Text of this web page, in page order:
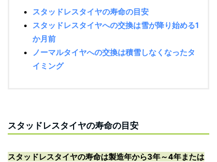
スタッドレスタイヤの寿命の目安
スタッドレスタイヤへの交換は雪が降り始める1
か月前
ノーマルタイヤへの交換は積雪しなくなったタ
イミング
スタッドレスタイヤの寿命の目安
スタッドレスタイヤの寿命は製造年から3年～4年または